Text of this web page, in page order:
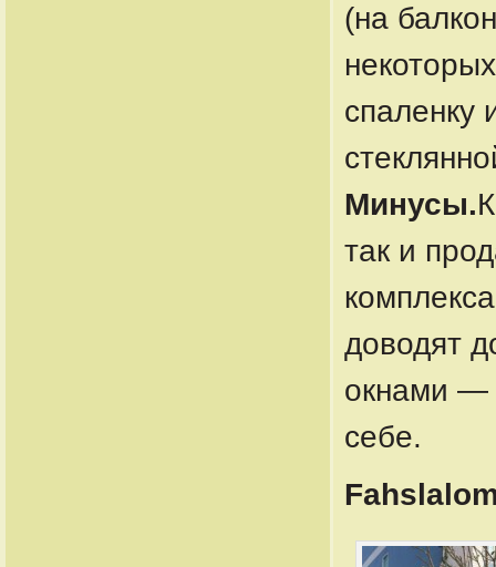
(на
спаленку
Минусы.
так и
доводят
окнами —
себе.